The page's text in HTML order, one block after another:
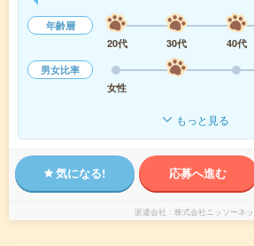
年齢層
20代
30代 40代
男女比率
女性
もっと見る
気になる! 応募へ進む
派遣会社 株式会社ニッソーネ